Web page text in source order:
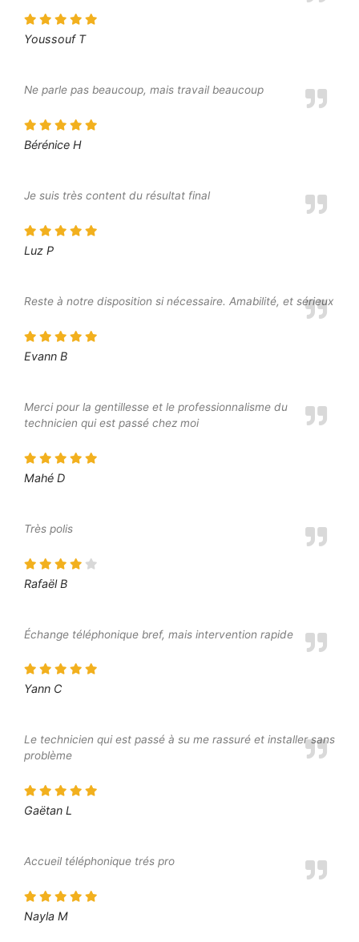
Youssouf T
Ne parle pas beaucoup, mais travail beaucoup
Bérénice H
Je suis très content du résultat final
Luz P
Reste à notre disposition si nécessaire. Amabilité, et sérieux
Evann B
Merci pour la gentillesse et le professionnalisme du
technicien qui est passé chez moi
Mahé D
Très polis
Rafaël B
Échange téléphonique bref, mais intervention rapide
Yann C
Le technicien qui est passé à su me rassuré et installer sans
problème
Gaëtan L
Accueil téléphonique trés pro
Nayla M